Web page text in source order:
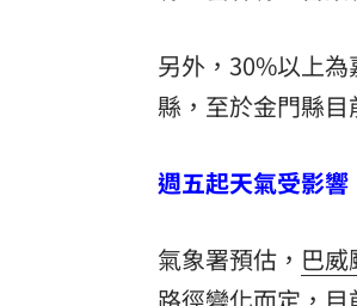
另外，30%以上
縣，至於金門縣目
週五起天氣受影
氣象署預估， 巴威